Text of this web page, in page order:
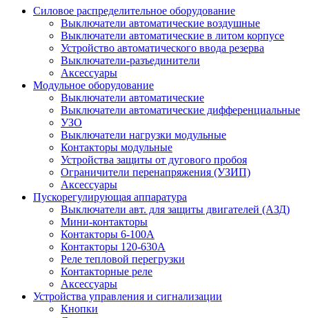
Силовое распределительное оборудование
Выключатели автоматические воздушные
Выключатели автоматические в литом корпусе
Устройство автоматического ввода резерва
Выключатели-разъединители
Аксессуары
Модульное оборудование
Выключатели автоматические
Выключатели автоматические дифференциальные
УЗО
Выключатели нагрузки модульные
Контакторы модульные
Устройства защиты от дугового пробоя
Ограничители перенапряжения (УЗИП)
Аксессуары
Пускорегулирующая аппаратура
Выключатели авт. для защиты двигателей (АЗД)
Мини-контакторы
Контакторы 6-100А
Контакторы 120-630A
Реле тепловой перегрузки
Контакторные реле
Аксессуары
Устройства управления и сигнализации
Кнопки